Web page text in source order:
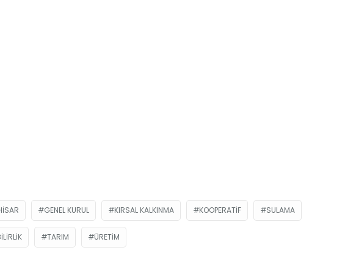
GENEL KURUL KIRSAL KALKINMA KOOPERATIF SULAMA
TARIM ÜRETIM